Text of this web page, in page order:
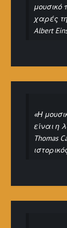
μουσικό
χαρές
Albert
«Η
είναι η
Thomas